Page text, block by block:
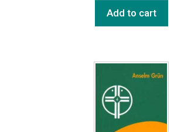
Add to cart